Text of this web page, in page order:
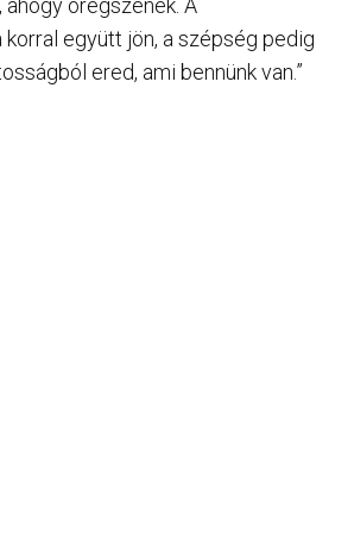
együtt jön, a szépség pedig
ered, ami bennünk van.”